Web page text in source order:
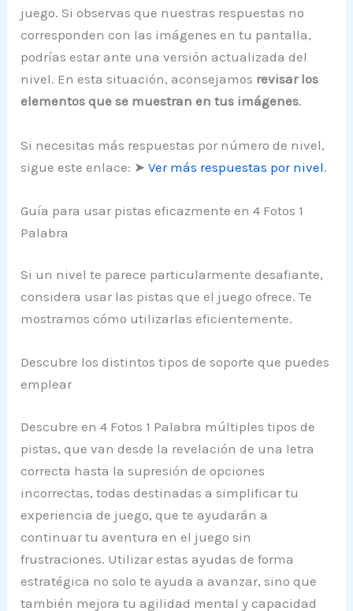
juego. Si observas que nuestras respuestas no
corresponden con las imágenes en tu pantalla,
podrías estar ante una versión actualizada del
nivel. En esta situación, aconsejamos revisar los
elementos que se muestran en tus imágenes.
Si necesitas más respuestas por número de nivel,
sigue este enlace: ➤Ver más respuestas por nivel.
Guía para usar pistas eficazmente en 4 Fotos 1
Palabra
Si un nivel te parece particularmente desafiante,
considera usar las pistas que el juego ofrece. Te
mostramos cómo utilizarlas eficientemente.
Descubre los distintos tipos de soporte que puedes
emplear
Descubre en 4 Fotos 1 Palabra múltiples tipos de
pistas, que van desde la revelación de una letra
correcta hasta la supresión de opciones
incorrectas, todas destinadas a simplificar tu
experiencia de juego, que te ayudarán a
continuar tu aventura en el juego sin
frustraciones. Utilizar estas ayudas de forma
estratégica no solo te ayuda a avanzar, sino que
también mejora tu agilidad mental y capacidad